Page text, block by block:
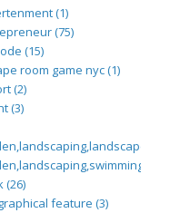
(1)
(75)
(15)
room game nyc (1)
(2)
(3)
(8)
(26)
feature (3)